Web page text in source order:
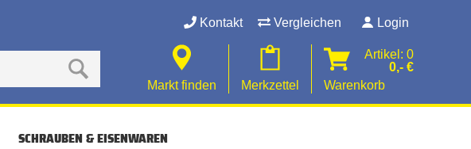
Kontakt Vergleichen Login
Markt finden Merkzettel
Artikel: 0
0,- €
Warenkorb
SCHRAUBEN & EISENWAREN